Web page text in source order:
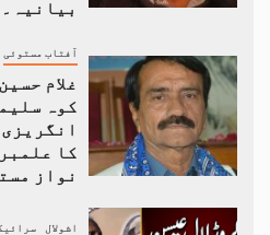
آفتاب مستوئی
غلام
کوہ
کا
نواز
اشولال